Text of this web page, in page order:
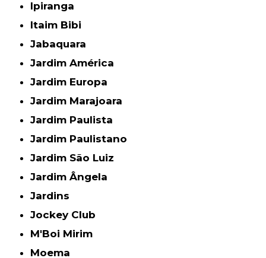
Ipiranga
Itaim Bibi
Jabaquara
Jardim América
Jardim Europa
Jardim Marajoara
Jardim Paulista
Jardim Paulistano
Jardim São Luiz
Jardim Ângela
Jardins
Jockey Club
M'Boi Mirim
Moema